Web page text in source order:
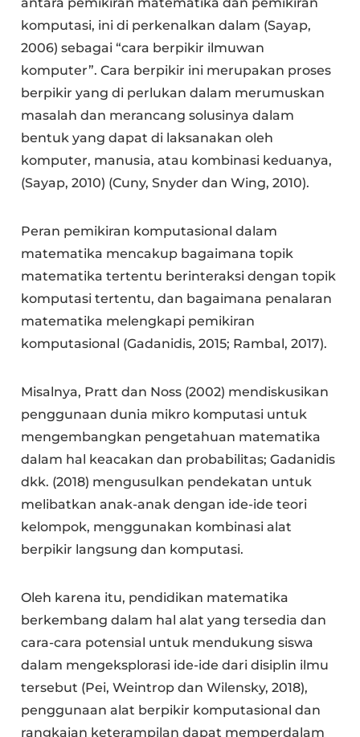
komputasi, ini di perkenalkan dalam (Sayap,
2006) sebagai “cara berpikir ilmuwan
komputer”. Cara berpikir ini merupakan proses
berpikir yang di perlukan dalam merumuskan
masalah dan merancang solusinya dalam
bentuk yang dapat di laksanakan oleh
komputer, manusia, atau kombinasi keduanya,
(Sayap, 2010) (Cuny, Snyder dan Wing, 2010).
Peran pemikiran komputasional dalam
matematika mencakup bagaimana topik
matematika tertentu berinteraksi dengan topik
komputasi tertentu, dan bagaimana penalaran
matematika melengkapi pemikiran
komputasional (Gadanidis, 2015; Rambal, 2017).
Misalnya, Pratt dan Noss (2002) mendiskusikan
penggunaan dunia mikro komputasi untuk
mengembangkan pengetahuan matematika
dalam hal keacakan dan probabilitas; Gadanidis
dkk. (2018) mengusulkan pendekatan untuk
melibatkan anak-anak dengan ide-ide teori
kelompok, menggunakan kombinasi alat
berpikir langsung dan komputasi.
Oleh karena itu, pendidikan matematika
berkembang dalam hal alat yang tersedia dan
cara-cara potensial untuk mendukung siswa
dalam mengeksplorasi ide-ide dari disiplin ilmu
tersebut (Pei, Weintrop dan Wilensky, 2018),
penggunaan alat berpikir komputasional dan
rangkaian keterampilan dapat memperdalam